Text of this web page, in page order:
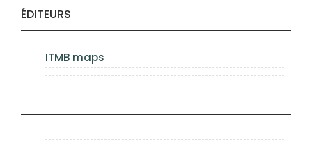
ÉDITEURS
ITMB maps